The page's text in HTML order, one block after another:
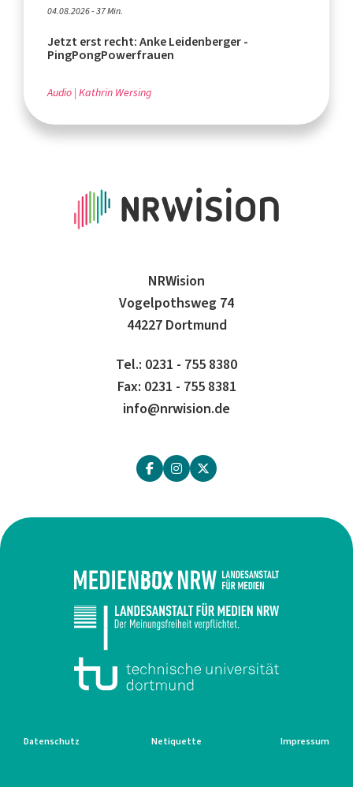
04.08.2026 - 37 Min.
Jetzt erst recht: Anke Leidenberger -
PingPongPowerfrauen
Audio Kathrin Wersing
NRWision
Vogelpothsweg 74
44227 Dortmund
Tel.: 0231 - 755 8380
Fax: 0231 - 755 8381
info@nrwision.de
Datenschutz Netiquette Impressum